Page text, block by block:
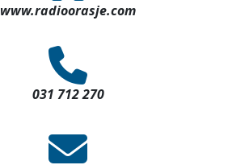
www.radioorasje.com
031 712 270